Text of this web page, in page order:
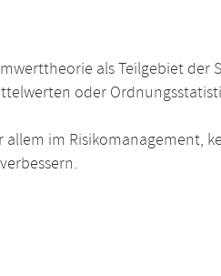
als Teilgebiet der
oder
im Risikomanagement,